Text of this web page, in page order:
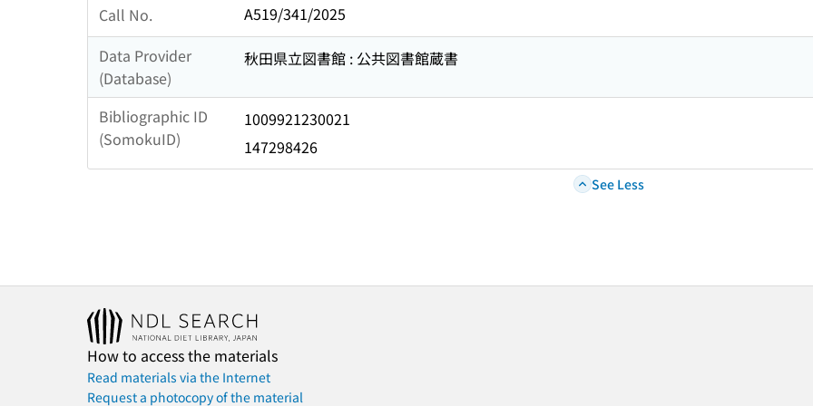
Call No.
A519/341/2025
Data Provider
(Database)
秋田県立図書館 : 公共図書館蔵書
Bibliographic ID
(SomokuID)
1009921230021
147298426
See Less
How to access the materials
Read materials via the Internet
Request a photocopy of the material